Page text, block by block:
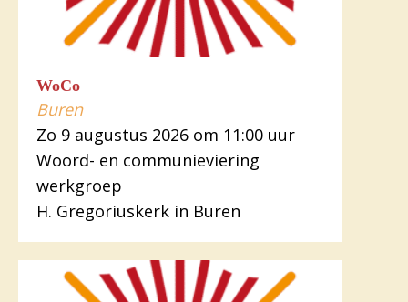
WoCo
Buren
Zo 9 augustus 2026 om 11:00 uur
Woord- en communieviering
werkgroep
H. Gregoriuskerk in Buren